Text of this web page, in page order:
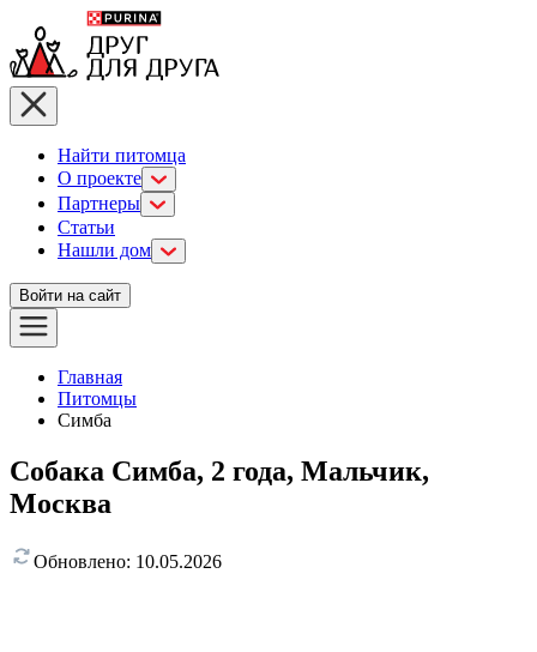
Найти питомца
О проекте
Партнеры
Статьи
Нашли дом
Войти на сайт
Главная
Питомцы
Симба
Собака Симба, 2 года, Мальчик,
Москва
Обновлено: 10.05.2026